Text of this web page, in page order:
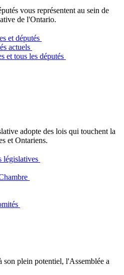
vous représentent au sein de
de l'Ontario.
et députés
actuels
et tous les députés
adopte des lois qui touchent la
et Ontariens.
législatives
son plein potentiel, l'Assemblée a